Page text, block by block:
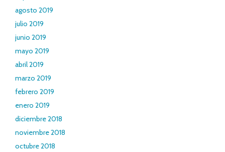
agosto 2019
julio 2019
junio 2019
mayo 2019
abril 2019
marzo 2019
febrero 2019
enero 2019
diciembre 2018
noviembre 2018
octubre 2018